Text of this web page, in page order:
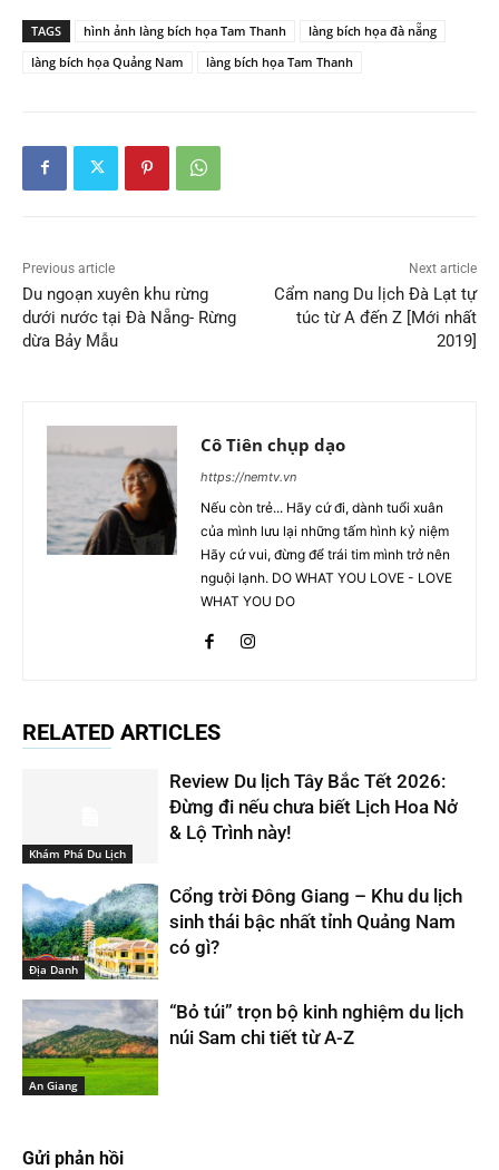
TAGS hình ảnh làng bích họa Tam Thanh
làng bích họa đà nẵng
làng bích họa Quảng Nam
làng bích họa Tam Thanh
Previous article
Du ngoạn xuyên khu rừng
dưới nước tại Đà Nẵng- Rừng
dừa Bảy Mẫu
Next article
Cẩm nang Du lịch Đà Lạt tự
túc từ A đến Z [Mới nhất
2019]
Cô Tiên chụp dạo
https://nemtv.vn
Nếu còn trẻ... Hãy cứ đi, dành tuổi xuân
của mình lưu lại những tấm hình kỷ niệm
Hãy cứ vui, đừng để trái tim mình trở nên
nguội lạnh. DO WHAT YOU LOVE - LOVE
WHAT YOU DO
RELATED ARTICLES
Khám Phá Du Lịch
Review Du lịch Tây Bắc Tết 2026:
Đừng đi nếu chưa biết Lịch Hoa Nở
& Lộ Trình này!
Địa Danh
Cổng trời Đông Giang – Khu du lịch
sinh thái bậc nhất tỉnh Quảng Nam
có gì?
An Giang
“Bỏ túi” trọn bộ kinh nghiệm du lịch
núi Sam chi tiết từ A-Z
Gửi phản hồi